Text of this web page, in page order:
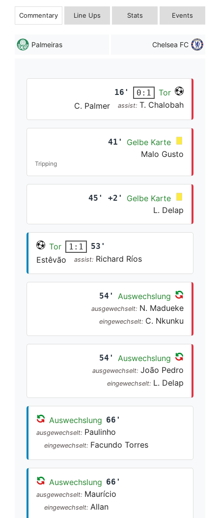
Commentary Line Ups Stats Events
Palmeiras Chelsea FC
16' 0:1
Tor
C. Palmer
assist: T. Chalobah
41'
Gelbe Karte
Malo Gusto
Tripping
45' +2'
Gelbe Karte
L. Delap
Tor 1:1 53'
Estêvão assist: Richard Ríos
54' Auswechslung
ausgewechselt: N. Madueke
eingewechselt: C. Nkunku
54' Auswechslung
ausgewechselt: João Pedro
eingewechselt: L. Delap
Auswechslung 66'
ausgewechselt: Paulinho
eingewechselt: Facundo Torres
Auswechslung 66'
ausgewechselt: Maurício
eingewechselt: Allan